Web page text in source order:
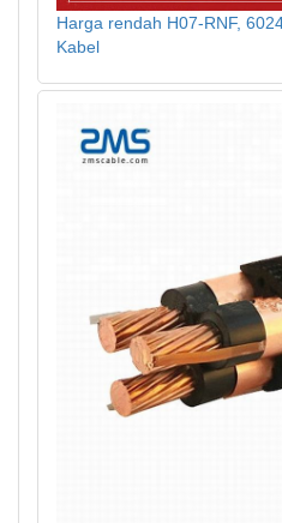
Harga rendah H07-RNF,
Kabel